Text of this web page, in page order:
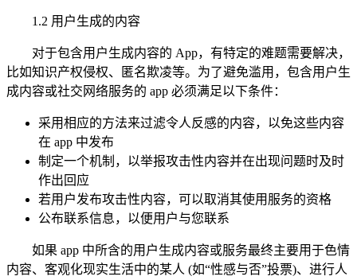
1.2 用户生成的内容
对于包含用户生成内容的 App，有特定的难题需要解决，
比如知识产权侵权、匿名欺凌等。为了避免滥用，包含用户生
成内容或社交网络服务的 app 必须满足以下条件：
采用相应的方法来过滤令人反感的内容，以免这些内容
在 app 中发布
制定一个机制，以举报攻击性内容并在出现问题时及时
作出回应
若用户发布攻击性内容，可以取消其使用服务的资格
公布联系信息，以便用户与您联系
如果 app 中所含的用户生成内容或服务最终主要用于色情
内容、客观化现实生活中的某人 (如“性感与否”投票)、进行人